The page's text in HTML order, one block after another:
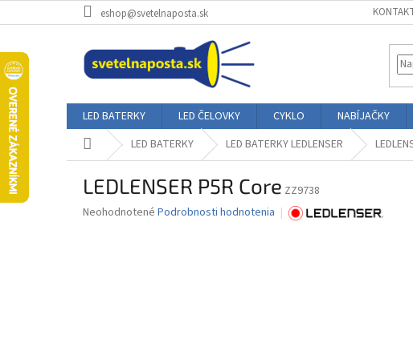
na
eshop@svetelnaposta.sk
LED BATERKY LED ČELOVKY CYKLO NABÍJAČKY
DomovLED BATERKY LED BATERKY LEDLENSER
LEDLENSER P5R Core ZZ9738
Priemerné
Neohodnotené Podrobnosti hodnotenia